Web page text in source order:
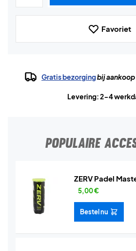
Favoriet
Gratis bezorgingbij aankoop
Levering: 2-4
POPULAIRE
ZERV Padel
5,00€
Bestel nu